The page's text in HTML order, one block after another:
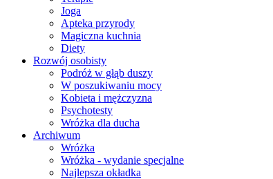
Joga
Apteka przyrody
Magiczna kuchnia
Diety
Rozwój osobisty
Podróż w głąb duszy
W poszukiwaniu mocy
Kobieta i mężczyzna
Psychotesty
Wróżka dla ducha
Archiwum
Wróżka
Wróżka - wydanie specjalne
Najlepsza okładka